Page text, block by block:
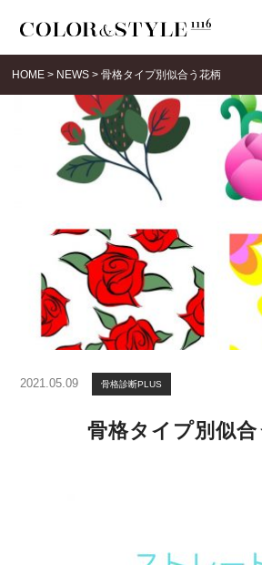
HOME > NEWS >骨格タイプ別似合う花柄
2021.05.09 骨格診断PLUS
骨格タイプ別似合